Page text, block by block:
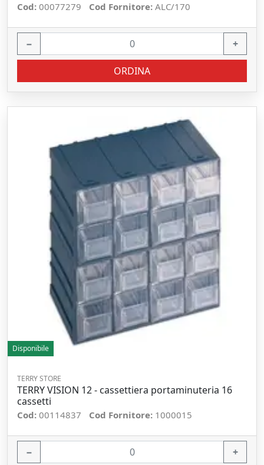
Cod: 00077279 Cod Fornitore: ALC/170
− +
ORDINA
Disponibile
TERRY STORE
TERRY VISION 12 - cassettiera portaminuteria 16
cassetti
Cod: 00114837 Cod Fornitore: 1000015
− +